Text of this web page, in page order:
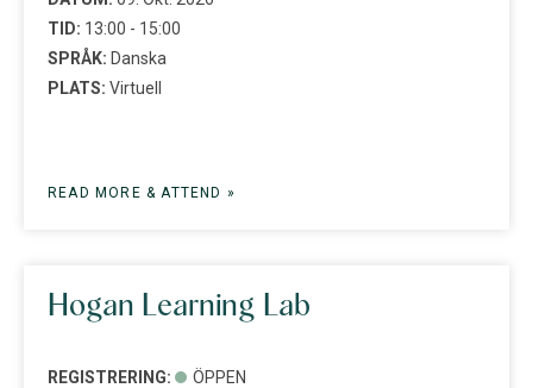
TID: 13:00 - 15:00
SPRÅK: Danska
PLATS: Virtuell
READ MORE & ATTEND »
Hogan Learning Lab
REGISTRERING:
ÖPPEN